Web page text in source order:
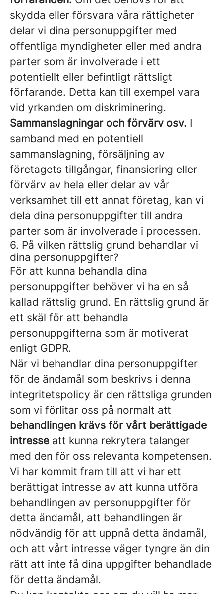
skydda eller försvara våra rättigheter
delar vi dina personuppgifter med
offentliga myndigheter eller med andra
parter som är involverade i ett
potentiellt eller befintligt rättsligt
förfarande. Detta kan till exempel vara
vid yrkanden om diskriminering.
Sammanslagningar och förvärv osv. I
samband med en potentiell
sammanslagning, försäljning av
företagets tillgångar, finansiering eller
förvärv av hela eller delar av vår
verksamhet till ett annat företag, kan vi
dela dina personuppgifter till andra
parter som är involverade i processen.
6. På vilken rättslig grund behandlar vi
dina personuppgifter?
För att kunna behandla dina
personuppgifter behöver vi ha en så
kallad rättslig grund. En rättslig grund är
ett skäl för att behandla
personuppgifterna som är motiverat
enligt GDPR.
När vi behandlar dina personuppgifter
för de ändamål som beskrivs i denna
integritetspolicy är den rättsliga grunden
som vi förlitar oss på normalt att
behandlingen krävs för vårt berättigade
intresse att kunna rekrytera talanger
med den för oss relevanta kompetensen.
Vi har kommit fram till att vi har ett
berättigat intresse av att kunna utföra
behandlingen av personuppgifter för
detta ändamål, att behandlingen är
nödvändig för att uppnå detta ändamål,
och att vårt intresse väger tyngre än din
rätt att inte få dina uppgifter behandlade
för detta ändamål.